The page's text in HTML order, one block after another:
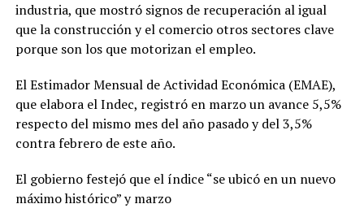
industria, que mostró signos de recuperación al igual
que la construcción y el comercio otros sectores clave
porque son los que motorizan el empleo.
El Estimador Mensual de Actividad Económica (EMAE),
que elabora el Indec, registró en marzo un avance 5,5%
respecto del mismo mes del año pasado y del 3,5%
contra febrero de este año.
El gobierno festejó que el índice “se ubicó en un nuevo
máximo histórico” y marzo